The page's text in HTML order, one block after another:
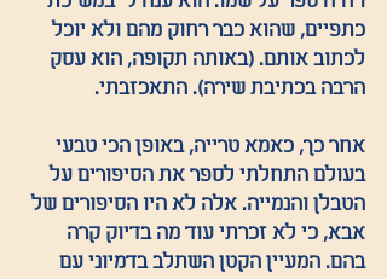
כתפיים, שהוא כבר רחוק מהם ולא יוכל
לכתוב אותם. (באותה תקופה, הוא עסק
הרבה בכתיבת שירה). התאכזבתי.
אחר כך, כאמא טרייה, באופן הכי טבעי
בעולם התחלתי לספר את הסיפורים על
הטבלן והנמייה. אלה לא היו הסיפורים של
אבא, כי לא זכרתי עוד מה בדיוק קרה
בהם. המעיין הקטן השתלב בדמיוני עם